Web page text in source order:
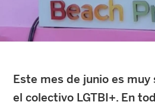
Este mes de junio es
el colectivo LGTBI+. En